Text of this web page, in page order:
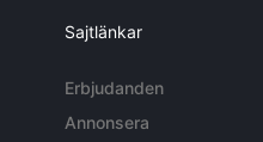
Sajtlänkar
Erbjudanden
Annonsera